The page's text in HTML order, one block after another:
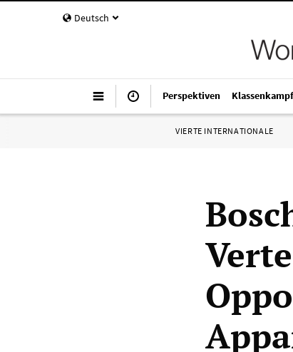
Deutsch
Perspektiven Klassenkampf
VIERTE INTERNATIONALE